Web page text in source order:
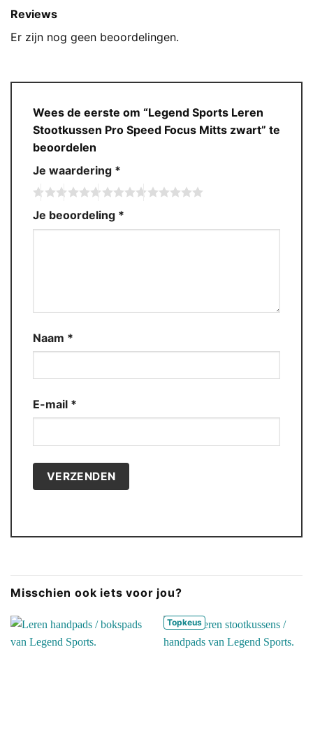
Reviews
Er zijn nog geen beoordelingen.
Wees de eerste om “Legend Sports Leren
Stootkussen Pro Speed Focus Mitts zwart” te
beoordelen
Je waardering *
Je beoordeling *
Naam *
E-mail *
Misschien ook iets voor jou?
Topkeus